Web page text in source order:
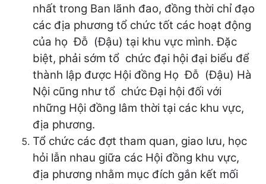
nhất trong Ban lãnh đao, đồng thời chỉ đạo
các địa phương tổ chức tốt các hoạt động
của họ Đỗ (Đậu) tại khu vực mình. Đặc
biệt, phải sớm tổ chức đại hội đại biểu để
thành lập được Hội đồng Họ Đỗ (Đậu) Hà
Nội cũng như tổ chức Đại hội đối với
những Hội đồng lâm thời tại các khu vực,
địa phương.
Tổ chức các đợt tham quan, giao lưu, học
hỏi lẫn nhau giữa các Hội đồng khu vực,
địa phương nhằm mục đích gắn kết mối